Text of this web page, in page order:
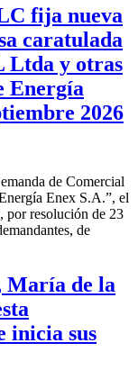
fija nueva
caratulada
Ltda y otras
Energía
2026
de Comercial
Enex S.A.”, el
por resolución de 23
de
María de la
inicia sus